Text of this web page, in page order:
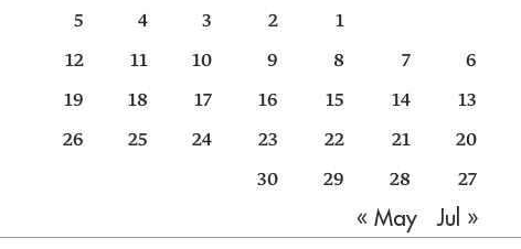
1
2
3
4
5
6
7
8
9
10
11
12
13
14
15
16
17
18
19
20
21
22
23
24
25
26
27
28
29
30
« May
Jul »